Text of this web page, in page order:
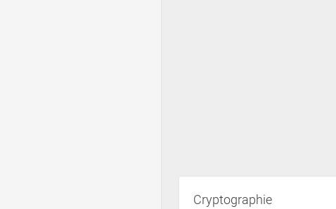
Cryptographie